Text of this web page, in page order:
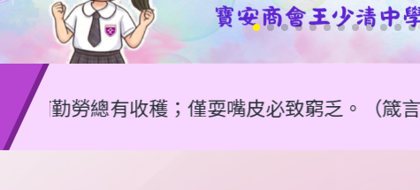
穫；僅耍嘴皮必致窮乏。（箴言 14:23）